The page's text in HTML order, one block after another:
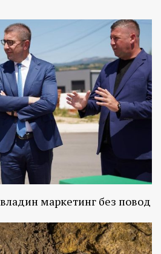
маркетинг без повод